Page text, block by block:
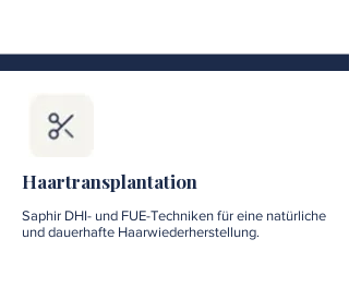
Haartransplantation
Saphir DHI- und FUE-Techniken für eine natürliche
und dauerhafte Haarwiederherstellung.